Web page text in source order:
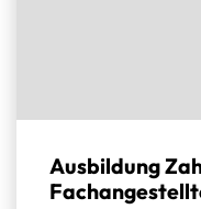
Ausbildung